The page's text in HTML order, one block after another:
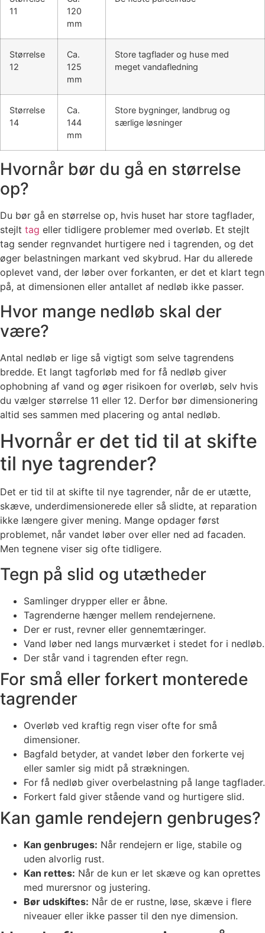
11
120
mm
Størrelse
12
Ca.
125
mm
Store tagflader og huse med
meget vandafledning
Størrelse
14
Ca.
144
mm
Store bygninger, landbrug og
særlige løsninger
Hvornår bør du gå en størrelse
op?
Du bør gå en størrelse op, hvis huset har store tagflader,
stejlt tag eller tidligere problemer med overløb. Et stejlt
tag sender regnvandet hurtigere ned i tagrenden, og det
øger belastningen markant ved skybrud. Har du allerede
oplevet vand, der løber over forkanten, er det et klart tegn
på, at dimensionen eller antallet af nedløb ikke passer.
Hvor mange nedløb skal der
være?
Antal nedløb er lige så vigtigt som selve tagrendens
bredde. Et langt tagforløb med for få nedløb giver
ophobning af vand og øger risikoen for overløb, selv hvis
du vælger størrelse 11 eller 12. Derfor bør dimensionering
altid ses sammen med placering og antal nedløb.
Hvornår er det tid til at skifte
til nye tagrender?
Det er tid til at skifte til nye tagrender, når de er utætte,
skæve, underdimensionerede eller så slidte, at reparation
ikke længere giver mening. Mange opdager først
problemet, når vandet løber over eller ned ad facaden.
Men tegnene viser sig ofte tidligere.
Tegn på slid og utætheder
Samlinger drypper eller er åbne.
Tagrenderne hænger mellem rendejernene.
Der er rust, revner eller gennemtæringer.
Vand løber ned langs murværket i stedet for i nedløb.
Der står vand i tagrenden efter regn.
For små eller forkert monterede
tagrender
Overløb ved kraftig regn viser ofte for små
dimensioner.
Bagfald betyder, at vandet løber den forkerte vej
eller samler sig midt på strækningen.
For få nedløb giver overbelastning på lange tagflader.
Forkert fald giver stående vand og hurtigere slid.
Kan gamle rendejern genbruges?
Kan genbruges: Når rendejern er lige, stabile og
uden alvorlig rust.
Kan rettes: Når de kun er let skæve og kan oprettes
med murersnor og justering.
Bør udskiftes: Når de er rustne, løse, skæve i flere
niveauer eller ikke passer til den nye dimension.